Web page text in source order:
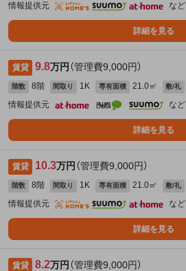
情報提供元
など
詳細を見る
賃貸 9.8万円 （管理費9,000円）
階数 8階 間取り 1K 専有面積 21.0㎡ 敷/礼
情報提供元
など
詳細を見る
賃貸 10.3万円 （管理費9,000円）
階数 8階 間取り 1K 専有面積 21.0㎡ 敷/礼
情報提供元
など
詳細を見る
賃貸 8.2万円 （管理費9,000円）